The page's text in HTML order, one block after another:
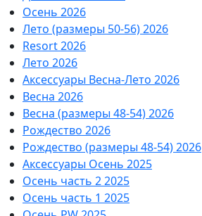
Осень 2026
Лето (размеры 50-56) 2026
Resort 2026
Лето 2026
Аксессуары Весна-Лето 2026
Весна 2026
Весна (размеры 48-54) 2026
Рождество 2026
Рождество (размеры 48-54) 2026
Аксессуары Осень 2025
Осень часть 2 2025
Осень часть 1 2025